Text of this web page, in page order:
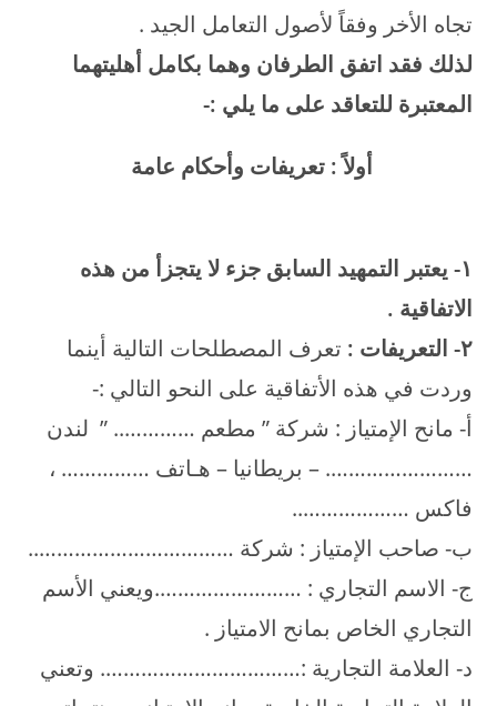
تجاه الأخر وفقاً لأصول التعامل الجيد .
لذلك فقد اتفق الطرفان وهما بكامل أهليتهما
المعتبرة للتعاقد على ما يلي :-
أولاً : تعريفات وأحكام عامة
۱- يعتبر التمهيد السابق جزء لا يتجزأ من هذه
الاتفاقية .
۲- التعريفات :
تعرف المصطلحات التالية أينما
وردت في هذه الأتفاقية على النحو التالي :-
أ- مانح الإمتياز : شركة ” مطعم ………….. ” لندن
……………………. – بريطانيا – هـاتف …………… ،
فاكس ………………..
ب- صاحب الإمتياز : شركة ……………………………..
ج- الاسم التجاري : …………………….ويعني الأسم
التجاري الخاص بمانح الامتياز .
د- العلامة التجارية :……………………………. وتعني